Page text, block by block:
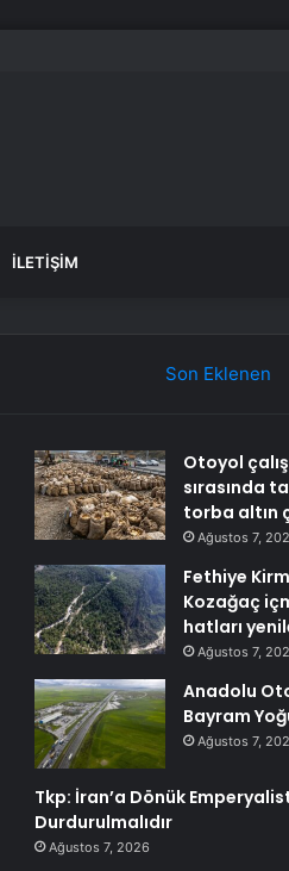
İLETIŞIM
Son Eklenen
Otoyol
sırasında
torba altın
Ağustos 7,
Fethiye
Kozağaç
hatları
Ağustos 7,
Anadolu
Bayram
Ağustos 7,
Tkp: İran’a Dönük
Durdurulmalıdır
Ağustos 7, 2026